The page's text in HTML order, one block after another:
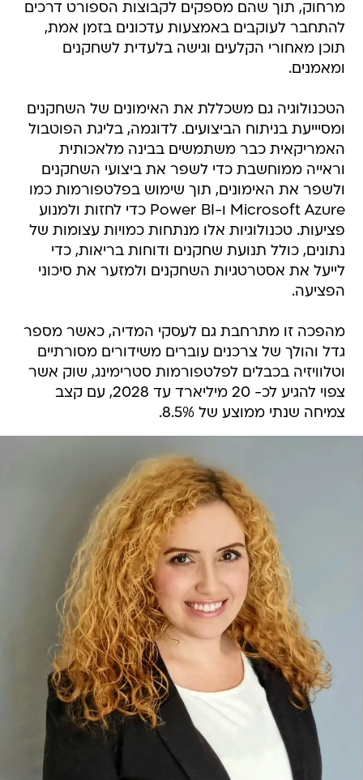
מרחוק, תוך שהם מספקים לקבוצות הספורט דרכים
להתחבר לעוקבים באמצעות עדכונים בזמן אמת,
תוכן מאחורי הקלעים וגישה בלעדית לשחקנים
ומאמנים.
הטכנולוגיה גם משכללת את האימונים של השחקנים
ומסיייעת בניתוח הביצועים. לדוגמה, בליגת הפוטבול
האמריקאית כבר משתמשים בבינה מלאכותית
וראייה ממוחשבת כדי לשפר את ביצועי השחקנים
ולשפר את האימונים, תוך שימוש בפלטפורמות כמו
Microsoft Azure ו-Power BI כדי לחזות ולמנוע
פציעות. טכנולוגיות אלו מנתחות כמויות עצומות של
נתונים, כולל תנועת שחקנים ודוחות בריאות, כדי
לייעל את אסטרטגיות השחקנים ולמזער את סיכוני
הפציעה.
מהפכה זו מתרחבת גם לעסקי המדיה, כאשר מספר
גדל והולך של צרכנים עוברים משידורים מסורתיים
וטלוויזיה בכבלים לפלטפורמות סטרימינג, שוק אשר
צפוי להגיע לכ- 20 מיליארד עד 2028, עם קצב
צמיחה שנתי ממוצע של 8.5%.